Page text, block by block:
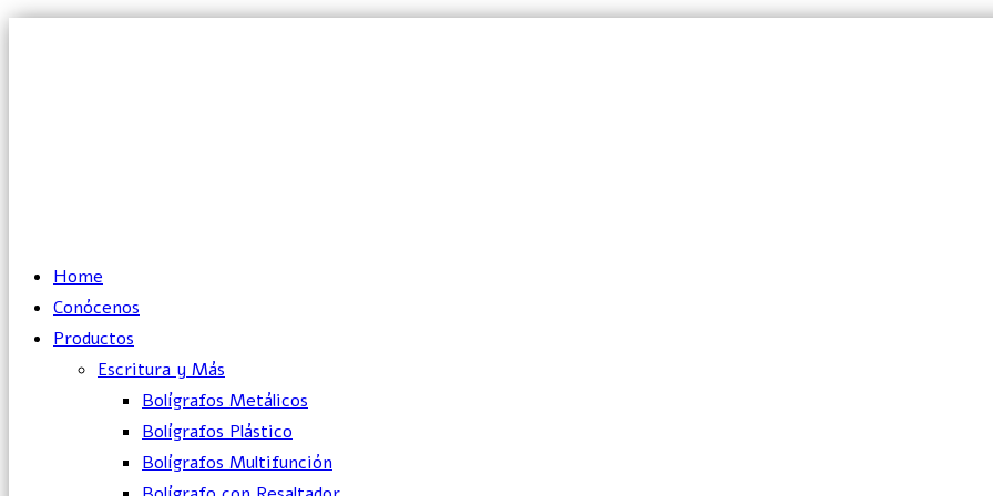
Home
Conócenos
Productos
Escritura y Más
Bolígrafos Metálicos
Bolígrafos Plástico
Bolígrafos Multifunción